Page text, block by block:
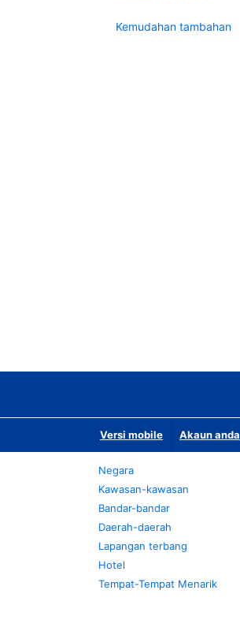
Kemudahan tambahan
Versi mobile Akaun anda
Negara
Kawasan-kawasan
Bandar-bandar
Daerah-daerah
Lapangan terbang
Hotel
Tempat-Tempat Menarik